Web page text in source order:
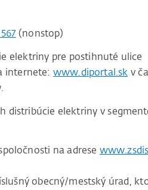
(nonstop)
elektriny pre postihnuté ulice
internete: www.diportal.sk v
distribúcie elektriny v
na adrese
obecný/mestský úrad,